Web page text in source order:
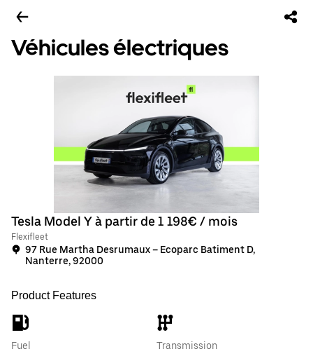
Véhicules électriques
Tesla Model Y à partir de 1 198€ / mois
Flexifleet
97 Rue Martha Desrumaux – Ecoparc Batiment D,
Nanterre, 92000
Product Features
Fuel
Transmission